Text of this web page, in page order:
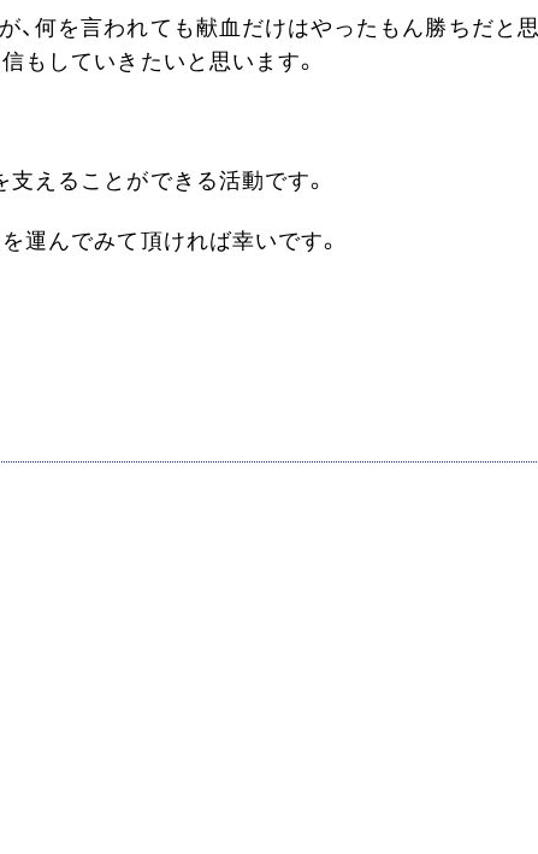
、何を言われても献血だけはやったもん勝ちだと思
もしていきたいと思います。
えることができる活動です。
運んでみて頂ければ幸いです。